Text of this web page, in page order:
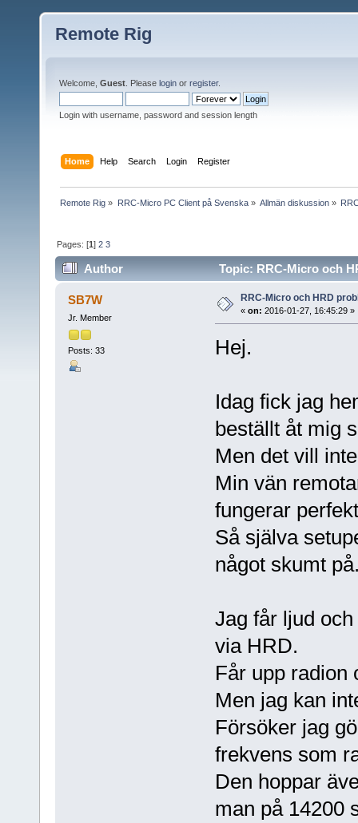
Remote Rig
Welcome, Guest . Please login or register.
Login with username, password and session length
Home Help Search Login Register
Remote Rig » RRC-Micro PC Client på Svenska» Allmän diskussion»
Pages: [1]2 3
Author Topic: RRC-Micro och
SB7W
Jr. Member
Posts: 33
RRC-Micro och HRD
« on: 2016-01-27, 16:45:29 »
Hej.
Idag fick jag
beställt åt mig
Men det vill
Min vän
fungerar
Så själva
något skumt
Jag får ljud
via HRD.
Får upp radion
Men jag kan
Försöker jag
frekvens som
Den hoppar
man på 14200